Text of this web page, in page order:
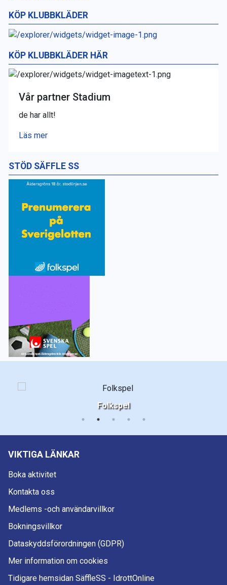
KÖP KLUBBKLÄDER
KÖP KLUBBKLÄDER HÄR
Vår partner Stadium
de har allt!
Läs mer
STÖD SÄFFLE SS
Folkspel
VIKTIGA LÄNKAR
Boka aktivitet
Kontakta oss
Medlems -och användarvillkor
Bokningsvillkor
Dataskyddsförordningen (GDPR)
Mer information om cookies
Tidigare hemsidan SäffleSS - IdrottOnline